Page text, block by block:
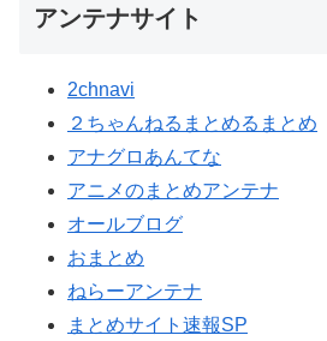
アンテナサイト
2chnavi
２ちゃんねるまとめるまとめ
アナグロあんてな
アニメのまとめアンテナ
オールブログ
おまとめ
ねらーアンテナ
まとめサイト速報SP